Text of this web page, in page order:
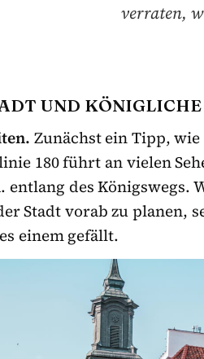
verraten,
UND
Zunächst ein Tipp,
180 führt an vielen
entlang des Königswegs.
Stadt vorab zu planen,
einem gefällt.